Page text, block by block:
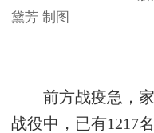
黛芳 制图
前方战疫急，家
战役中，已有1217